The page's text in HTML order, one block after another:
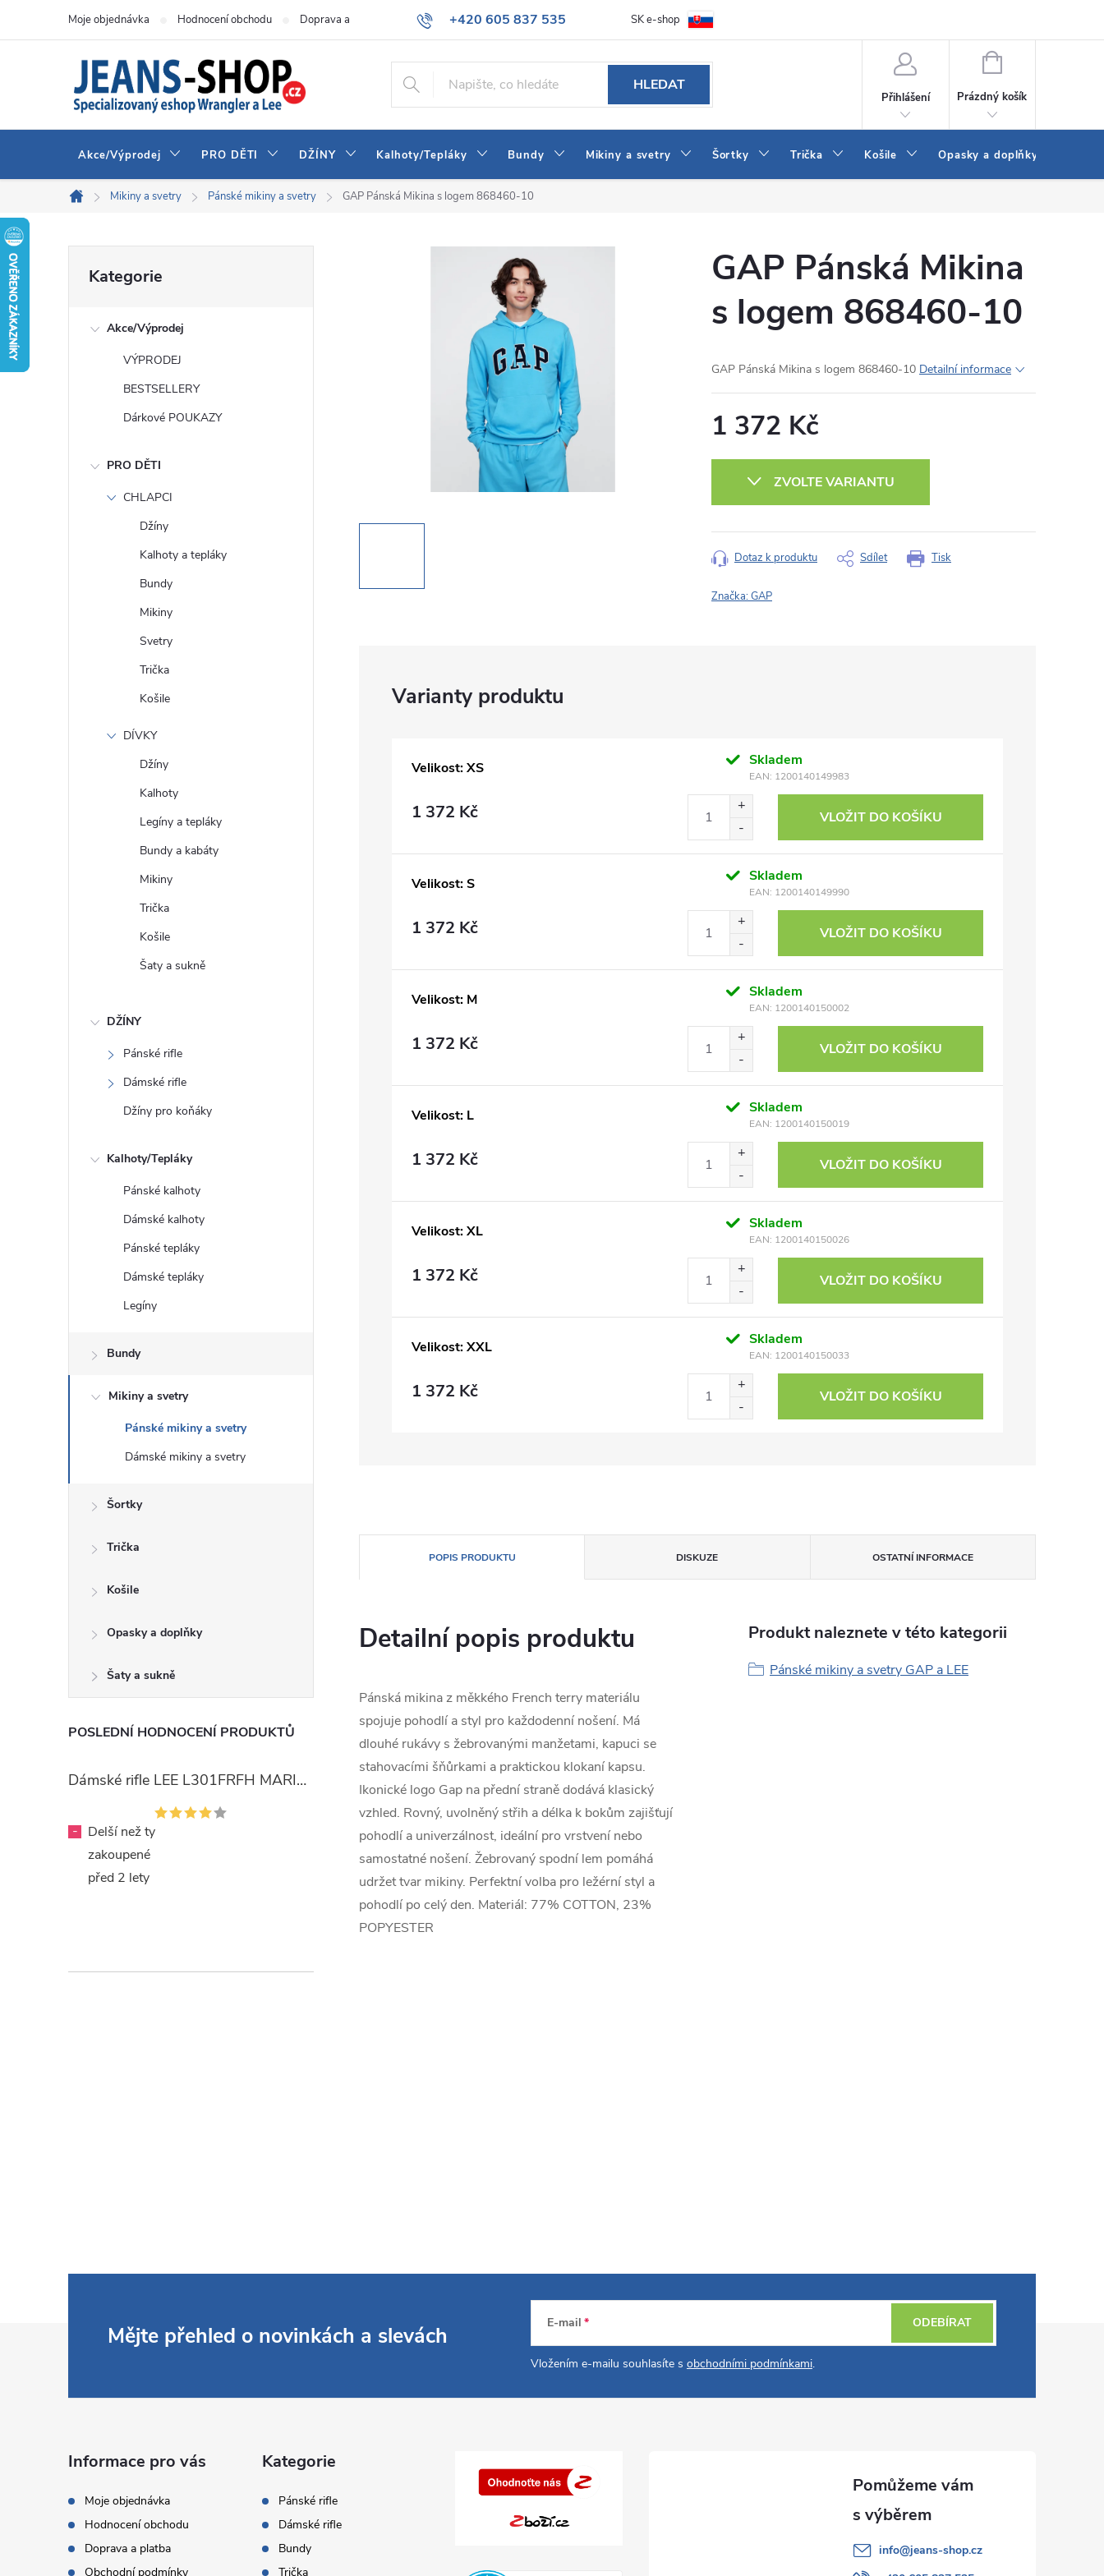
+420 605 837 535
info@jeans-shop.cz
Moje objednávka Hodnocení obchodu Doprava a platba Obchodní podmínky Naše prodejna Blog Kontakt
SK e-shop
HLEDAT
Přihlášení
NÁKUPNÍ
Prázdný košík
Akce/Výprodej PRO DĚTI DŽÍNY Kalhoty/Tepláky Bundy Mikiny a svetry Šortky Trička Košile Opasky a doplňky
Domů
Mikiny a svetry Pánské mikiny a svetry GAP Pánská Mikina s logem 868460-10
kategorie
Kategorie
Akce/Výprodej
VÝPRODEJ
BESTSELLERY
Dárkové POUKAZY
PRO DĚTI
CHLAPCI
Džíny
Kalhoty a tepláky
Bundy
Mikiny
Svetry
Trička
Košile
DÍVKY
Džíny
Kalhoty
Legíny a tepláky
Bundy a kabáty
Mikiny
Trička
Košile
Šaty a sukně
DŽÍNY
Pánské rifle
Dámské rifle
Džíny pro koňáky
Kalhoty/Tepláky
Pánské kalhoty
Dámské kalhoty
Pánské tepláky
Dámské tepláky
Legíny
Bundy
Mikiny a svetry
Pánské mikiny a svetry
Dámské mikiny a svetry
Šortky
Trička
Košile
Opasky a doplňky
Šaty a sukně
POSLEDNÍ HODNOCENÍ PRODUKTŮ
Dámské rifle LEE L301FRFH MARION STRAIGHT RINSE
-
Delší než ty
zakoupené
před 2 lety
GAP Pánská Mikina
s logem 868460-10
GAP Pánská Mikina s logem 868460-10 Detailní informace
1 372 Kč
ZVOLTE VARIANTU
Tisk
Dotaz k produktu Sdílet
Značka:GAP
Velikost: XS Skladem
EAN: 1200140149983
1 372 Kč VLOŽIT DO KOŠÍKU
Velikost: S Skladem
EAN: 1200140149990
1 372 Kč VLOŽIT DO KOŠÍKU
Velikost: M Skladem
EAN: 1200140150002
1 372 Kč VLOŽIT DO KOŠÍKU
Velikost: L Skladem
EAN: 1200140150019
1 372 Kč VLOŽIT DO KOŠÍKU
Velikost: XL Skladem
EAN: 1200140150026
1 372 Kč VLOŽIT DO KOŠÍKU
Velikost: XXL Skladem
EAN: 1200140150033
1 372 Kč VLOŽIT DO KOŠÍKU
POPIS PRODUKTU DISKUZE OSTATNÍ INFORMACE
Detailní popis produktu
Pánská mikina z měkkého French terry materiálu
spojuje pohodlí a styl pro každodenní nošení. Má
dlouhé rukávy s žebrovanými manžetami, kapuci se
stahovacími šňůrkami a praktickou klokaní kapsu.
Ikonické logo Gap na přední straně dodává klasický
vzhled. Rovný, uvolněný střih a délka k bokům zajišťují
pohodlí a univerzálnost, ideální pro vrstvení nebo
samostatné nošení. Žebrovaný spodní lem pomáhá
udržet tvar mikiny. Perfektní volba pro ležérní styl a
pohodlí po celý den. Materiál: 77% COTTON, 23%
POPYESTER
Produkt naleznete v této kategorii
Pánské mikiny a svetry GAP a LEE
Mějte přehled o novinkách a slevách E-mail
Vložením e-mailu souhlasíte s obchodními podmínkami.
ODEBÍRAT
Informace pro vás
Moje objednávka
Hodnocení obchodu
Doprava a platba
Obchodní podmínky
Kategorie
Pánské rifle
Dámské rifle
Bundy
Trička
info@jeans-shop.cz